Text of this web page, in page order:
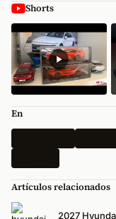
Shorts
En
Artículos relacionados
2027